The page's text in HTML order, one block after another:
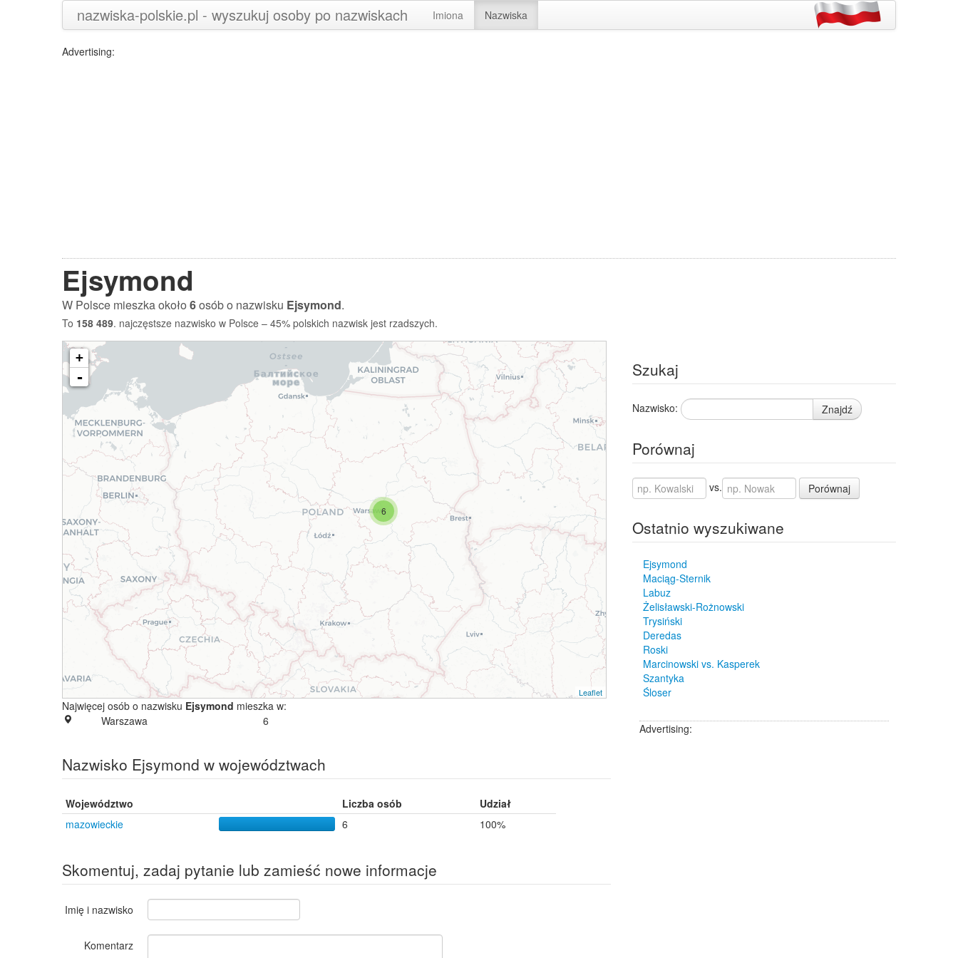
nazwiska-polskie.pl - wyszukuj osoby po nazwiskach Imiona Nazwiska
Advertising:
Ejsymond
W Polsce mieszka około6osób o nazwisku Ejsymond.
To 158 489. najczęstsze nazwisko w Polsce – 45% polskich nazwisk jest rzadszych.
6
+
-
Leaflet
Najwięcej osób o nazwisku Ejsymond mieszka w:
Warszawa
6
Nazwisko Ejsymond w województwach
Województwo Liczba osób
Udział
mazowieckie
6 100%
Skomentuj, zadaj pytanie lub zamieść nowe informacje
Imię i nazwisko
Komentarz
Szukaj
Nazwisko: Znajdź
Porównaj
vs. Porównaj
Ostatnio wyszukiwane
Ejsymond
Maciąg-Sternik
Labuz
Żelisławski-Rożnowski
Trysiński
Deredas
Roski
Marcinowski vs. Kasperek
Szantyka
Śloser
Advertising: